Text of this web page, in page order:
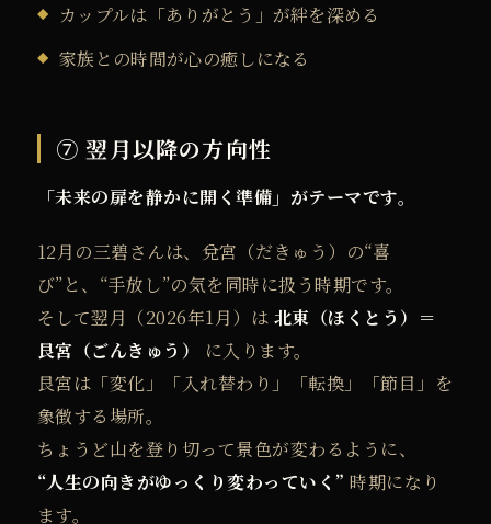
カップルは「ありがとう」が絆を深める
家族との時間が心の癒しになる
⑦ 翌月以降の方向性
「未来の扉を静かに開く準備」がテーマです。
12月の三碧さんは、兌宮（だきゅう）の“喜
び”と、“手放し”の気を同時に扱う時期です。
そして翌月（2026年1月）は 北東（ほくとう）＝
艮宮（ごんきゅう）
に入ります。
艮宮は「変化」「入れ替わり」「転換」「節目」を
象徴する場所。
ちょうど山を登り切って景色が変わるように、
“人生の向きがゆっくり変わっていく” 時期になり
ます。